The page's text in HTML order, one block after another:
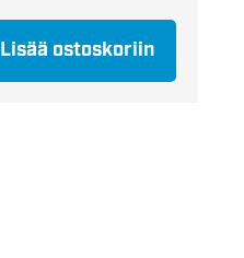
Lisää ostoskoriin